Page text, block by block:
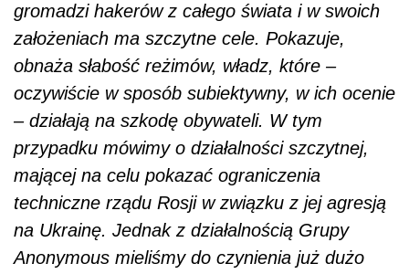
gromadzi hakerów z całego świata i w swoich
założeniach ma szczytne cele. Pokazuje,
obnaża słabość reżimów, władz, które –
oczywiście w sposób subiektywny, w ich ocenie
– działają na szkodę obywateli. W tym
przypadku mówimy o działalności szczytnej,
mającej na celu pokazać ograniczenia
techniczne rządu Rosji w związku z jej agresją
na Ukrainę. Jednak z działalnością Grupy
Anonymous mieliśmy do czynienia już dużo